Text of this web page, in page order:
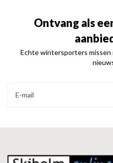
Ontvang als
Echte wintersporters missen